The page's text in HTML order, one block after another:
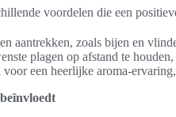
voordelen die een
aantrekken, zoals bijen en
plagen op afstand te
een heerlijke aroma-